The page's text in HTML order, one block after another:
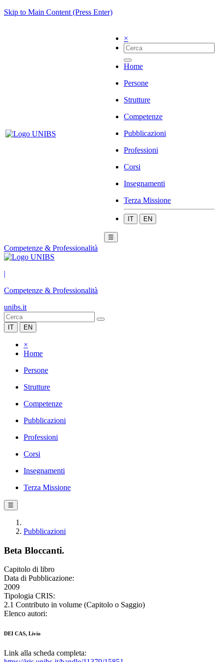
Skip to Main Content (Press Enter)
×
Home
Persone
Strutture
Competenze
Pubblicazioni
Professioni
Corsi
Insegnamenti
Terza Missione
IT EN
☰
Competenze & Professionalità
|
Competenze & Professionalità
unibs.it
IT EN
×
Home
Persone
Strutture
Competenze
Pubblicazioni
Professioni
Corsi
Insegnamenti
Terza Missione
☰
Pubblicazioni
Beta Bloccanti.
Capitolo di libro
Data di Pubblicazione:
2009
Tipologia CRIS:
2.1 Contributo in volume (Capitolo o Saggio)
Elenco autori:
DEI CAS, Livio
Link alla scheda completa: